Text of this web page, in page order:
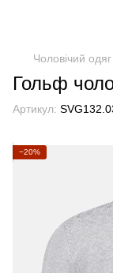
Чоловічий одяг
Гольф
Артикул:
−20%